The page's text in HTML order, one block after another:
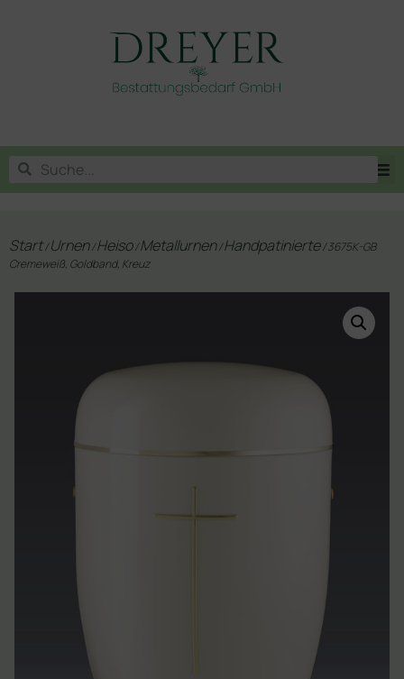
Start/Urnen/Heiso/Metallurnen/Handpatinierte/ 3675K-GB
Cremeweiß, Goldband, Kreuz